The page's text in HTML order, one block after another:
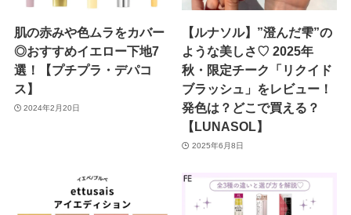
肌の赤みや色ムラをカバー
◎おすすめイエロー下地7
選！【プチプラ・デパコ
ス】
2024年2月20日
【ルナソル】”澄んだ雫”の
ような美しさ♡ 2025年
秋・限定チーク「リクイド
ブラッシュ」をレビュー！
発色は？どこで買える？
【LUNASOL】
2025年6月8日